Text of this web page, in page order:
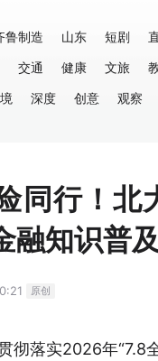
鲁制造 山东 短剧
交通 健康 文旅
深度 创意 观察
同行！北
融知识普
原创
彻落实2026年“7.8